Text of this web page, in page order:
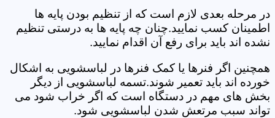
در مرحله بعدی لازم است که از تنظیم بودن پایه ها
اطمینان کسب نمایید.چنان چه پایه ها به درستی تنظیم
نشده اند باید برای رفع آن اقدام نمایید.
همچنین اگر فنرها یا کمک فنرها در لباسشویی به اشکال
خورده اند باید تعمیر شوند.تسمه لباسشویی از دیگر
بخش های مهم در دستگاه است که اگر خراب شود می
تواند سبب مرتعش شدن لباسشویی شود.